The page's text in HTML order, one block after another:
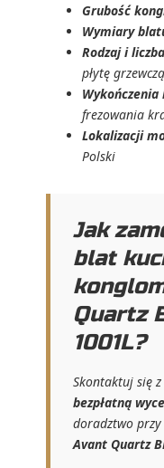
Grubość
Wymiary
Rodzaj i
płytę
frezowania
Lokalizacji
Polski
Jak
blat
Quartz
1001L?
Skontaktuj się
bezpłatną
doradztwo
Avant Quartz